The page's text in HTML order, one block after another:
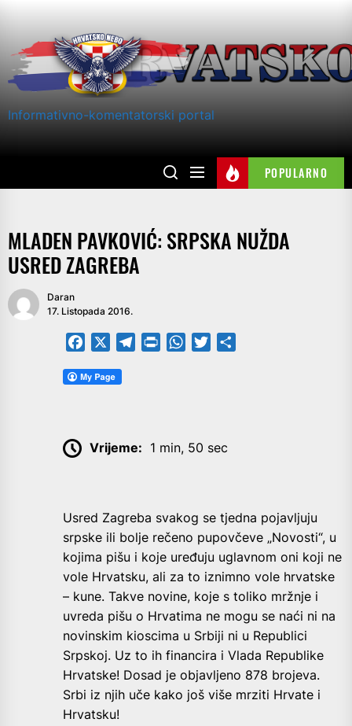
content
Informativno-komentatorski portal
POPULARNO
MLADEN PAVKOVIĆ: SRPSKA NUŽDA
USRED ZAGREBA
Daran
17. Listopada 2016.
Facebook TelegramPrintFriendly
WhatsApp
Twitter
Vrijeme: 1 min, 50 sec
Usred Zagreba svakog se tjedna pojavljuju
srpske ili bolje rečeno pupovčeve „Novosti“, u
kojima pišu i koje uređuju uglavnom oni koji ne
vole Hrvatsku, ali za to iznimno vole hrvatske
– kune. Takve novine, koje s toliko mržnje i
uvreda pišu o Hrvatima ne mogu se naći ni na
novinskim kioscima u Srbiji ni u Republici
Srpskoj. Uz to ih financira i Vlada Republike
Hrvatske! Dosad je objavljeno 878 brojeva.
Srbi iz njih uče kako još više mrziti Hrvate i
Hrvatsku!